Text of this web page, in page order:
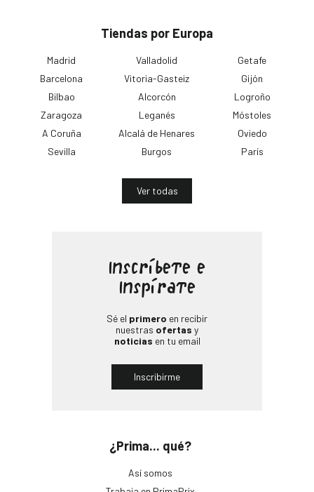
Tiendas por Europa
Madrid
Barcelona
Bilbao
Zaragoza
A Coruña
Sevilla
Valladolid
Vitoria-Gasteiz
Alcorcón
Leganés
Alcalá de Henares
Burgos
Getafe
Gijón
Logroño
Móstoles
Oviedo
París
Ver todas
¿Prima... qué?
Así somos
Inscríbete e
Inspírate
Sé el primero en recibir
nuestras ofertas y
noticias en tu email
Inscribirme